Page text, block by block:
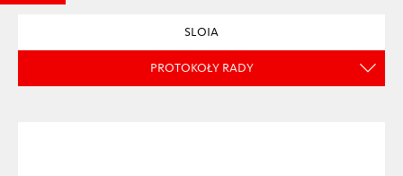
SLOIA
PROTOKOŁY RADY